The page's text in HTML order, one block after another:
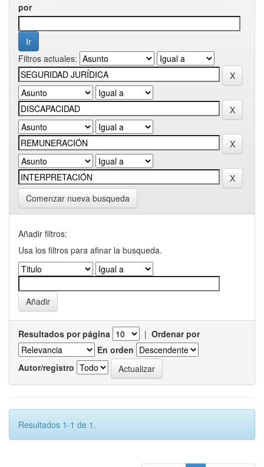
por
Filtros actuales:
Comenzar nueva busqueda
Añadir filtros:
Usa los filtros para afinar la busqueda.
Resultados por página | Ordenar por
En orden
Autor/registro
Resultados 1-1 de 1.